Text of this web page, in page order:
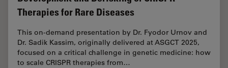
Therapies for Rare Diseases
This on-demand presentation by Dr. Fyodor Urnov and
Dr. Sadik Kassim, originally delivered at ASGCT 2025,
focused on a critical challenge in genetic medicine: how
to scale CRISPR therapies from…